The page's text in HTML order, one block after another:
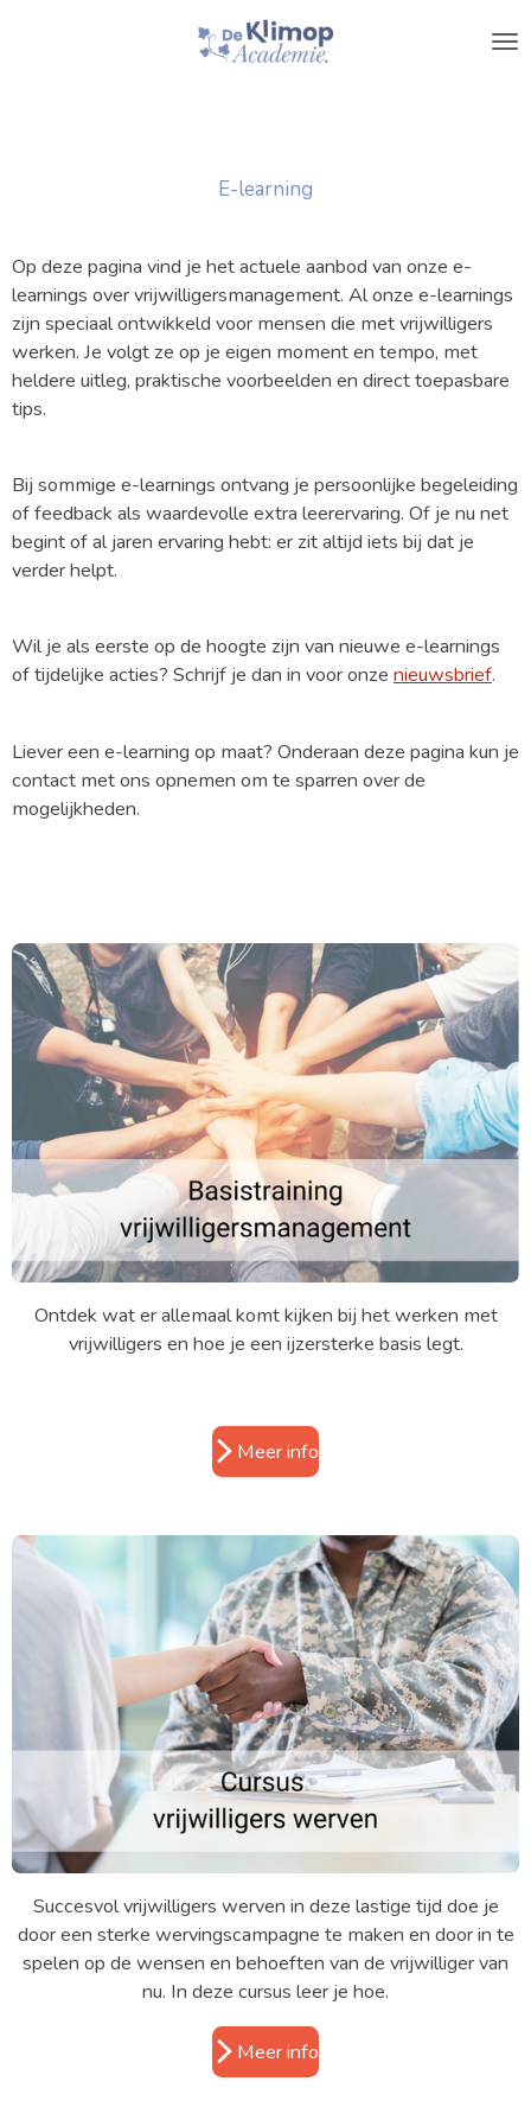
E-learning
Op deze pagina vind je het actuele aanbod van onze e-
learnings over vrijwilligersmanagement. Al onze e-learnings
zijn speciaal ontwikkeld voor mensen die met vrijwilligers
werken. Je volgt ze op je eigen moment en tempo, met
heldere uitleg, praktische voorbeelden en direct toepasbare
tips.
Bij sommige e-learnings ontvang je persoonlijke begeleiding
of feedback als waardevolle extra leerervaring. Of je nu net
begint of al jaren ervaring hebt: er zit altijd iets bij dat je
verder helpt.
Wil je als eerste op de hoogte zijn van nieuwe e-learnings
of tijdelijke acties? Schrijf je dan in voor onze nieuwsbrief.
Liever een e-learning op maat? Onderaan deze pagina kun je
contact met ons opnemen om te sparren over de
mogelijkheden.
Ontdek wat er allemaal komt kijken bij het werken met
vrijwilligers en hoe je een ijzersterke basis legt.
Meer info
Succesvol vrijwilligers werven in deze lastige tijd doe je
door een sterke wervingscampagne te maken en door in te
spelen op de wensen en behoeften van de vrijwilliger van
nu. In deze cursus leer je hoe.
Meer info